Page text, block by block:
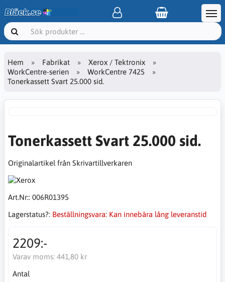
Hem Fabrikat
Xerox / Tektronix
WorkCentre-serien
WorkCentre 7425
Tonerkassett Svart 25.000 sid.
Tonerkassett Svart 25.000 sid.
Originalartikel från Skrivartillverkaren
Art.Nr:: 006R01395
Lagerstatus?: Beställningsvara: Kan innebära lång leveranstid
2209:-
Varav moms: 441,80 kr
Antal